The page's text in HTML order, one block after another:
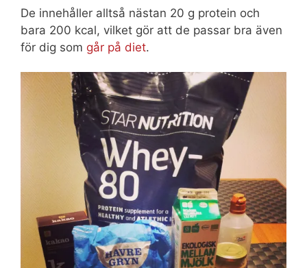
De innehåller alltså nästan 20 g protein och
bara 200 kcal, vilket gör att de passar bra även
för dig som går på diet.